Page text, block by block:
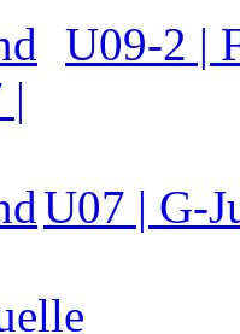
U09-2 |
U07 | G-